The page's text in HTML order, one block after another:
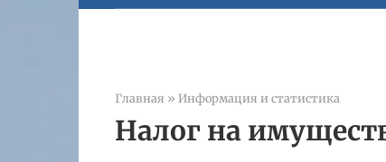
Главная » Информация и статистика
Налог на